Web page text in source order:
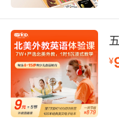
英语说说今天体育
关系，先用中文想一
可以从每天写三句
些输出需要有人帮
错，可以帮孩子看
谱的老师定期批改
如果不及时纠正，
¥